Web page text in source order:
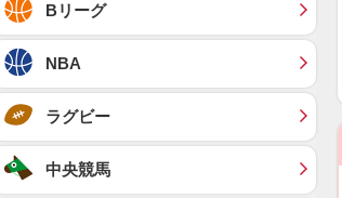
Bリーグ
NBA
ラグビー
中央競馬